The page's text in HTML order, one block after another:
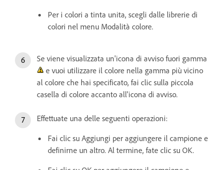
Per i colori a tinta unita, scegli dalle librerie di
colori nel menu Modalità colore.
Se viene visualizzata un'icona di avviso fuori gamma
e vuoi utilizzare il colore nella gamma più vicino
al colore che hai specificato, fai clic sulla piccola
casella di colore accanto all'icona di avviso.
Effettuate una delle seguenti operazioni:
Fai clic su Aggiungi per aggiungere il campione e
definirne un altro. Al termine, fate clic su OK.